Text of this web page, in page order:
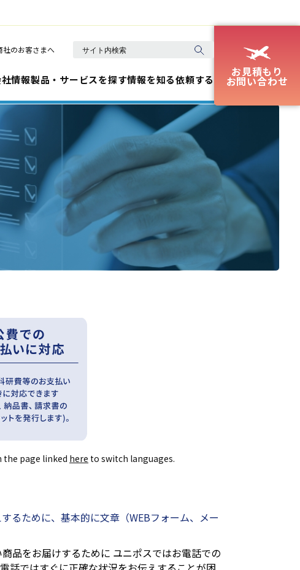
社のお客さまへ
情報製品・サービスを探す情報を知る依頼する
お見積もり
お問い合わせ
the page linked here to switch languages.
るために、基本的に文章（WEBフォーム、メー
品をお届けするために ユニポスではお電話での